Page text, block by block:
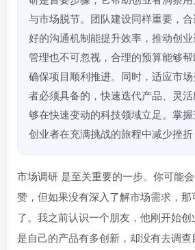
与市场脱节。团队建设同样重要，
好的沟通机制能提升效率，推动创
管理也不可忽视，合理的预算能够帮
确保项目顺利推进。同时，适应市
者必须具备的，快速迭代产品、灵
够在快速变动的科技领域立足。掌
创业者在充满挑战的旅程中减少挫折
市场调研 是至关重要的一步。你可能
赞，但如果没有深入了解市场需求，
了。我之前认识一个朋友，他刚开始
是自己的产品有多创新，却没有去调